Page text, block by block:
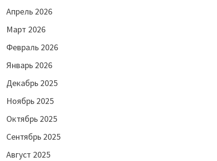
Апрель 2026
Март 2026
Февраль 2026
Январь 2026
Декабрь 2025
Ноябрь 2025
Октябрь 2025
Сентябрь 2025
Август 2025